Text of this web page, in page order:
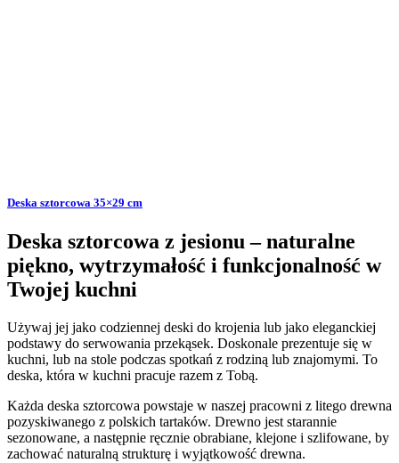
Deska sztorcowa 35×29 cm
Deska sztorcowa z jesionu – naturalne
piękno, wytrzymałość i funkcjonalność w
Twojej kuchni
Używaj jej jako codziennej deski do krojenia lub jako eleganckiej
podstawy do serwowania przekąsek. Doskonale prezentuje się w
kuchni, lub na stole podczas spotkań z rodziną lub znajomymi. To
deska, która w kuchni pracuje razem z Tobą.
Każda deska sztorcowa powstaje w naszej pracowni z litego drewna
pozyskiwanego z polskich tartaków. Drewno jest starannie
sezonowane, a następnie ręcznie obrabiane, klejone i szlifowane, by
zachować naturalną strukturę i wyjątkowość drewna.